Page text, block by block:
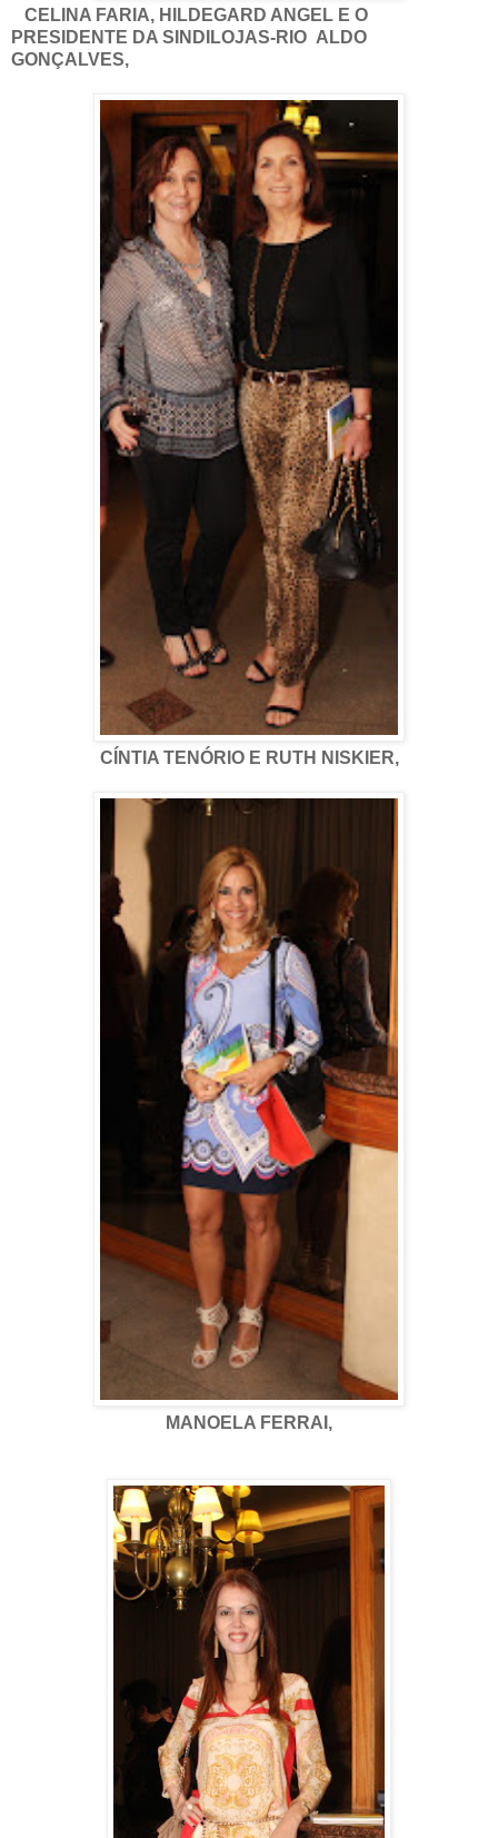
CELINA FARIA, HILDEGARD ANGEL E O
PRESIDENTE DA SINDILOJAS-RIO ALDO
GONÇALVES,
CÍNTIA TENÓRIO E RUTH NISKIER,
MANOELA FERRAI,